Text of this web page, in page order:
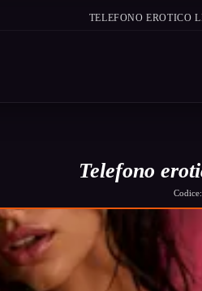
TELEFONO EROTICO
Telefono